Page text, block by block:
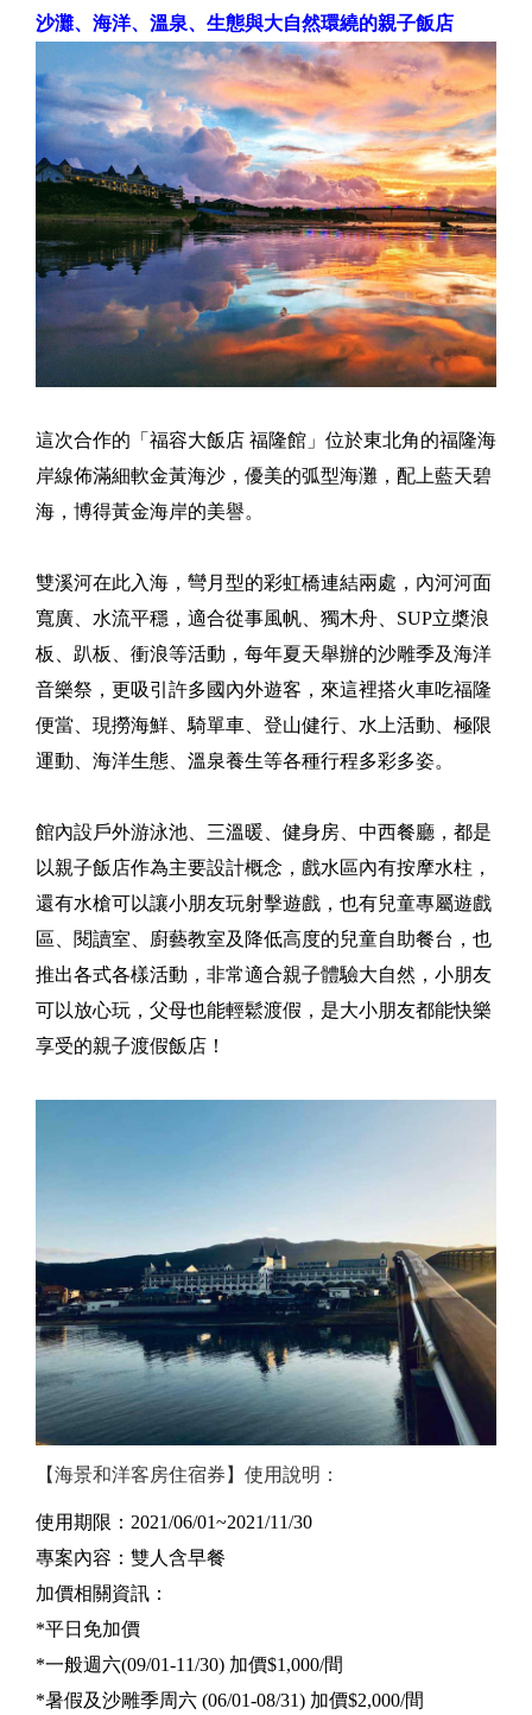
沙灘、海洋、溫泉、生態與大自然環繞的親子飯店
這次合作的「福容大飯店 福隆館」位於東北角的福隆海
岸線佈滿細軟金黃海沙，優美的弧型海灘，配上藍天碧
海，博得黃金海岸的美譽。
雙溪河在此入海，彎月型的彩虹橋連結兩處，內河河面
寬廣、水流平穩，適合從事風帆、獨木舟、SUP立槳浪
板、趴板、衝浪等活動，每年夏天舉辦的沙雕季及海洋
音樂祭，更吸引許多國內外遊客，來這裡搭火車吃福隆
便當、現撈海鮮、騎單車、登山健行、水上活動、極限
運動、海洋生態、溫泉養生等各種行程多彩多姿。
館內設戶外游泳池、三溫暖、健身房、中西餐廳，都是
以親子飯店作為主要設計概念，戲水區內有按摩水柱，
還有水槍可以讓小朋友玩射擊遊戲，也有兒童專屬遊戲
區、閱讀室、廚藝教室及降低高度的兒童自助餐台，也
推出各式各樣活動，非常適合親子體驗大自然，小朋友
可以放心玩，父母也能輕鬆渡假，是大小朋友都能快樂
享受的親子渡假飯店！
【海景和洋客房住宿券】使用說明：
使用期限：2021/06/01~2021/11/30
專案內容：雙人含早餐
加價相關資訊：
*平日免加價
*一般週六(09/01-11/30) 加價$1,000/間
*暑假及沙雕季周六 (06/01-08/31) 加價$2,000/間